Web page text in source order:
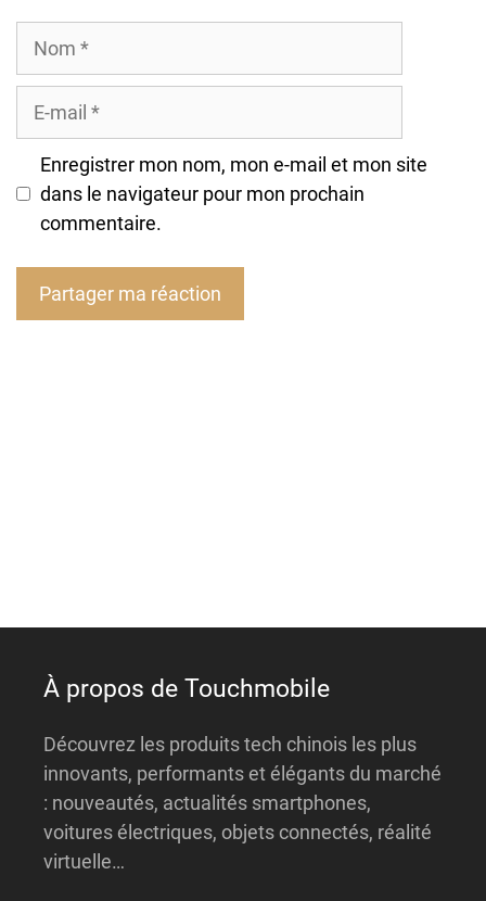
Enregistrer mon nom, mon e-mail et mon site
dans le navigateur pour mon prochain
commentaire.
À propos de Touchmobile
Découvrez les produits tech chinois les plus
innovants, performants et élégants du marché
: nouveautés, actualités smartphones,
voitures électriques, objets connectés, réalité
virtuelle…